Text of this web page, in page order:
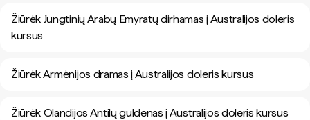
Žiūrėk Jungtinių Arabų Emyratų dirhamas į Australijos doleris
kursus
Žiūrėk Armėnijos dramas į Australijos doleris kursus
Žiūrėk Olandijos Antilų guldenas į Australijos doleris kursus